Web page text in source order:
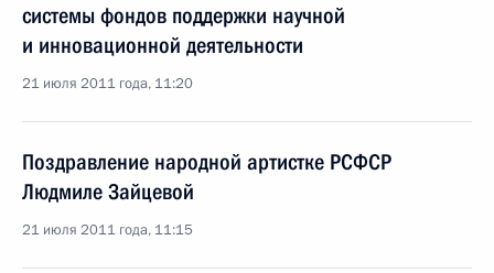
системы фондов поддержки научной
и инновационной деятельности
21 июля 2011 года, 11:20
Поздравление народной артистке РСФСР
Людмиле Зайцевой
21 июля 2011 года, 11:15